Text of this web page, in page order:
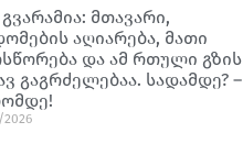
გვარამია: მთავარი,
აღიარება, მათი
და ამ რთული გზის
გაგრძელებაა. სადამდე? –